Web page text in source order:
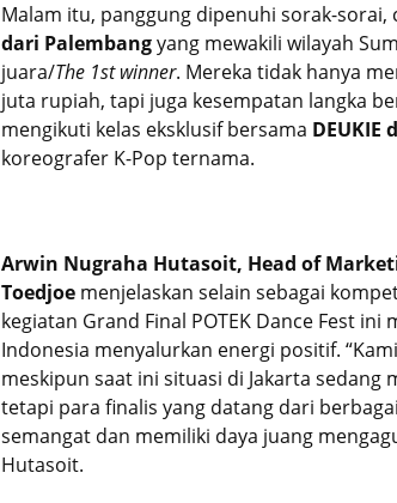
Malam itu, panggung dipenuhi sorak-sorai,
dari Palembangyang mewakili wilayah
juara/The 1st winner. Mereka tidak hanya
juta rupiah, tapi juga kesempatan langka
mengikuti kelas eksklusif bersama DEUKIE
koreografer K-Pop ternama.
Arwin Nugraha Hutasoit, Head of
Toedjoe menjelaskan selain sebagai
kegiatan Grand Final POTEK Dance Fest
Indonesia menyalurkan energi positif.
meskipun saat ini situasi di Jakarta sedang
tetapi para finalis yang datang dari
semangat dan memiliki daya juang
Hutasoit.